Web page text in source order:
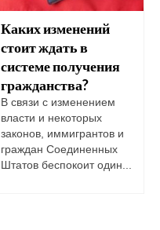
Каких изменений
стоит ждать в
системе получения
гражданства?
В связи с изменением
власти и некоторых
законов, иммигрантов и
граждан Соединенных
Штатов беспокоит один...